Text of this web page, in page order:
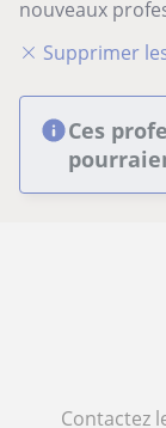
nouveaux
Supprimer
Ces
Contactez